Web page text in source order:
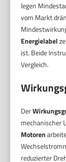
legen
vom Markt
Energielabel
ist. Beide
Vergleich.
Der
mechanischer
Motoren
reduzierter